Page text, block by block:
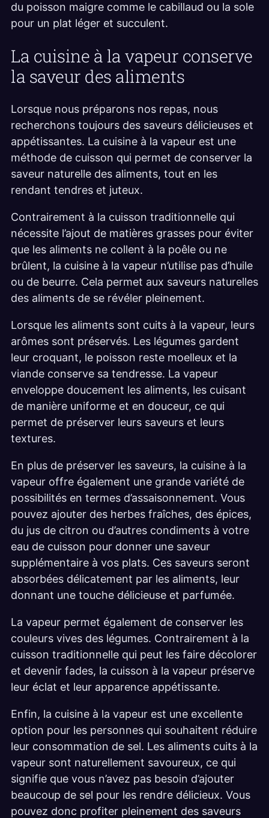
du poisson maigre comme le cabillaud ou la sole
pour un plat léger et succulent.
La cuisine à la vapeur conserve
la saveur des aliments
Lorsque nous préparons nos repas, nous
recherchons toujours des saveurs délicieuses et
appétissantes. La cuisine à la vapeur est une
méthode de cuisson qui permet de conserver la
saveur naturelle des aliments, tout en les
rendant tendres et juteux.
Contrairement à la cuisson traditionnelle qui
nécessite l’ajout de matières grasses pour éviter
que les aliments ne collent à la poêle ou ne
brûlent, la cuisine à la vapeur n’utilise pas d’huile
ou de beurre. Cela permet aux saveurs naturelles
des aliments de se révéler pleinement.
Lorsque les aliments sont cuits à la vapeur, leurs
arômes sont préservés. Les légumes gardent
leur croquant, le poisson reste moelleux et la
viande conserve sa tendresse. La vapeur
enveloppe doucement les aliments, les cuisant
de manière uniforme et en douceur, ce qui
permet de préserver leurs saveurs et leurs
textures.
En plus de préserver les saveurs, la cuisine à la
vapeur offre également une grande variété de
possibilités en termes d’assaisonnement. Vous
pouvez ajouter des herbes fraîches, des épices,
du jus de citron ou d’autres condiments à votre
eau de cuisson pour donner une saveur
supplémentaire à vos plats. Ces saveurs seront
absorbées délicatement par les aliments, leur
donnant une touche délicieuse et parfumée.
La vapeur permet également de conserver les
couleurs vives des légumes. Contrairement à la
cuisson traditionnelle qui peut les faire décolorer
et devenir fades, la cuisson à la vapeur préserve
leur éclat et leur apparence appétissante.
Enfin, la cuisine à la vapeur est une excellente
option pour les personnes qui souhaitent réduire
leur consommation de sel. Les aliments cuits à la
vapeur sont naturellement savoureux, ce qui
signifie que vous n’avez pas besoin d’ajouter
beaucoup de sel pour les rendre délicieux. Vous
pouvez donc profiter pleinement des saveurs